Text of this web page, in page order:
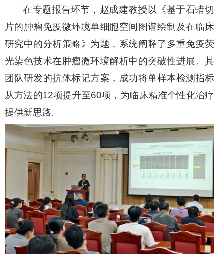
在专题报告环节，赵成建教授以《基于石蜡切
片的肿瘤免疫微环境单细胞空间图谱绘制及在临床
研究中的分析策略》为题，系统阐释了多重免疫荧
光染色技术在肿瘤微环境解析中的突破性进展。其
团队研发的抗体标记方案，成功将单样本检测指标
从方法的12项提升至60项，为临床精准个性化治疗
提供新思路。